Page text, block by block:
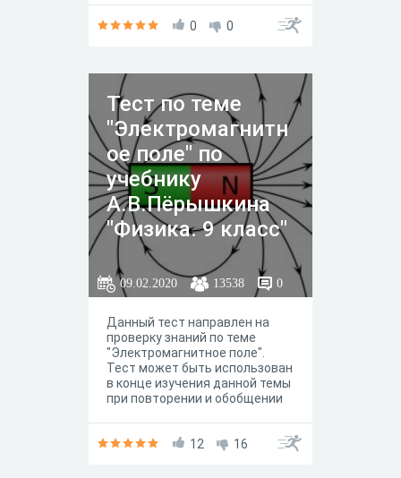
0 0
Тест по теме
"Электромагнитн
ое поле" по
учебнику
А.В.Пёрышкина
"Физика. 9 класс"
09.02.2020 13538 0
Данный тест направлен на
проверку знаний по теме
"Электромагнитное поле".
Тест может быть использован
в конце изучения данной темы
при повторении и обобщении
12
16